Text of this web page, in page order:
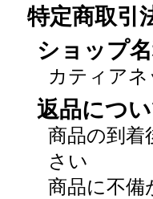
特定商取引
ショップ
カティア
返品につ
商品の到着
さい
商品に不備